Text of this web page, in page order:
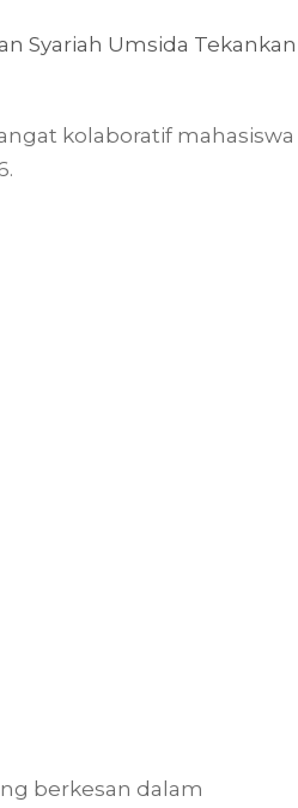
Syariah Umsida Tekankan
kolaboratif mahasiswa
berkesan dalam